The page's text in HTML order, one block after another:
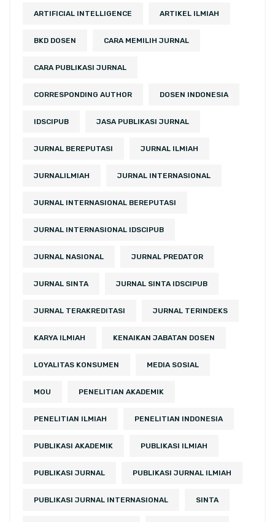
ARTIFICIAL INTELLIGENCE ARTIKEL ILMIAH
BKD DOSEN CARA MEMILIH JURNAL
CARA PUBLIKASI JURNAL
CORRESPONDING AUTHOR DOSEN INDONESIA
IDSCIPUB JASA PUBLIKASI JURNAL
JURNAL BEREPUTASI JURNAL ILMIAH
JURNALILMIAH JURNAL INTERNASIONAL
JURNAL INTERNASIONAL BEREPUTASI
JURNAL INTERNASIONAL IDSCIPUB
JURNAL NASIONAL JURNAL PREDATOR
JURNAL SINTA JURNAL SINTA IDSCIPUB
JURNAL TERAKREDITASI JURNAL TERINDEKS
KARYA ILMIAH KENAIKAN JABATAN DOSEN
LOYALITAS KONSUMEN MEDIA SOSIAL
MOU PENELITIAN AKADEMIK
PENELITIAN ILMIAH PENELITIAN INDONESIA
PUBLIKASI AKADEMIK PUBLIKASI ILMIAH
PUBLIKASI JURNAL PUBLIKASI JURNAL ILMIAH
PUBLIKASI JURNAL INTERNASIONAL SINTA